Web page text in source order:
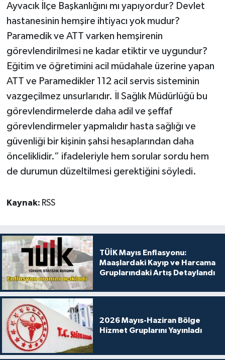
Ayvacık İlçe Başkanlığını mı yapıyordur? Devlet
hastanesinin hemşire ihtiyacı yok mudur?
Paramedik ve ATT varken hemşirenin
görevlendirilmesi ne kadar etiktir ve uygundur?
Eğitim ve öğretimini acil müdahale üzerine yapan
ATT ve Paramedikler 112 acil servis sisteminin
vazgeçilmez unsurlarıdır. İl Sağlık Müdürlüğü bu
görevlendirmelerde daha adil ve şeffaf
görevlendirmeler yapmalıdır hasta sağlığı ve
güvenliği bir kişinin şahsi hesaplarından daha
önceliklidir.” ifadeleriyle hem sorular sordu hem
de durumun düzeltilmesi gerektiğini söyledi.
Kaynak: RSS
TÜİK Mayıs Enflasyonu:
Maaşlardaki Kayıp ve Harcama
Gruplarındaki Artış Detaylandı
2026 Mayıs-Haziran Bölge
Hizmet Gruplarını Yayınladı